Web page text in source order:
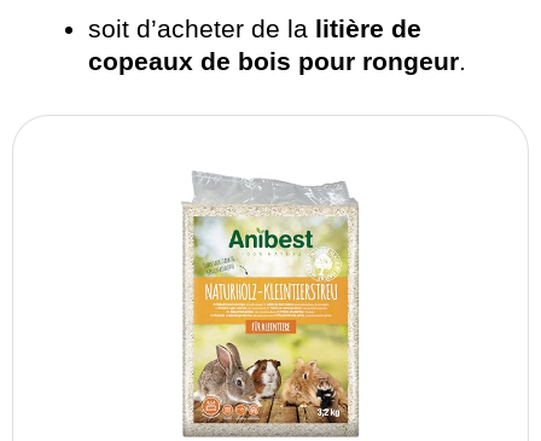
soit d’acheter de la litière de
copeaux de bois pour rongeur.